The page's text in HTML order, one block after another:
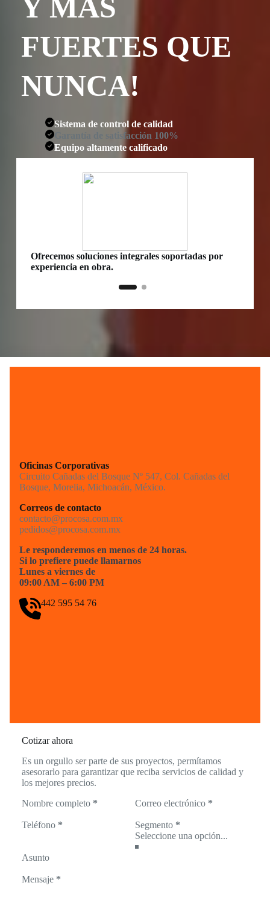
Y MÁS
FUERTES QUE
NUNCA!
Sistema de control de calidad
Garantía de satisfacción 100%
Equipo altamente calificado
Ofrecemos soluciones integrales soportadas por
experiencia en obra.
Oficinas Corporativas
Circuito Cañadas del Bosque Nº 547, Col. Cañadas del
Bosque, Morelia, Michoacán, México.
Correos de contacto
contacto@procosa.com.mx
pedidos@procosa.com.mx
Le responderemos en menos de 24 horas.
Si lo prefiere puede llamarnos
Lunes a viernes de
09:00 AM – 6:00 PM
442 595 54 76
Cotizar ahora
Es un orgullo ser parte de sus proyectos, permítamos
asesorarlo para garantizar que reciba servicios de calidad y
los mejores precios.
Nombre completo * Correo electrónico *
Teléfono * Segmento *
Asunto
Mensaje *